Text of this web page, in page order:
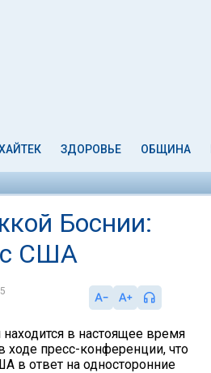
ЗДОРОВЬЕ ОБЩИНА
Боснии:
с США
в настоящее время
пресс-конференции, что
в ответ на односторонние